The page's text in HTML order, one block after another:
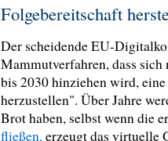
Folgebereitschaft
Der scheidende EU-
Mammutverfahren, dass
bis 2030 hinziehen wird,
herzustellen". Über Jahre
Brot haben, selbst wenn die
fließen, erzeugt das virtuelle